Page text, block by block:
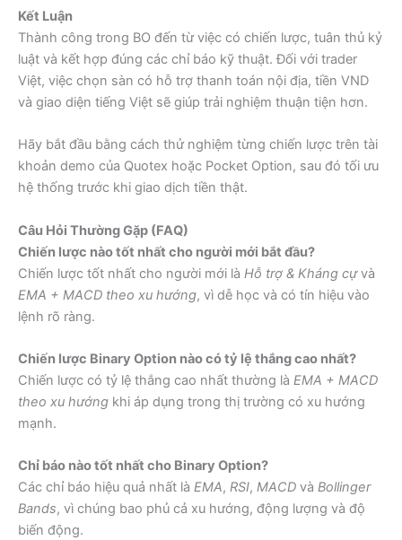
Kết Luận
Thành công trong BO đến từ việc có chiến lược, tuân thủ kỷ
luật và kết hợp đúng các chỉ báo kỹ thuật. Đối với trader
Việt, việc chọn sàn có hỗ trợ thanh toán nội địa, tiền VND
và giao diện tiếng Việt sẽ giúp trải nghiệm thuận tiện hơn.
Hãy bắt đầu bằng cách thử nghiệm từng chiến lược trên tài
khoản demo của Quotex hoặc Pocket Option, sau đó tối ưu
hệ thống trước khi giao dịch tiền thật.
Câu Hỏi Thường Gặp (FAQ)
Chiến lược nào tốt nhất cho người mới bắt đầu?
Chiến lược tốt nhất cho người mới là Hỗ trợ & Kháng cựvà
EMA + MACD theo xu hướng, vì dễ học và có tín hiệu vào
lệnh rõ ràng.
Chiến lược Binary Option nào có tỷ lệ thắng cao nhất?
Chiến lược có tỷ lệ thắng cao nhất thường là EMA + MACD
theo xu hướng khi áp dụng trong thị trường có xu hướng
mạnh.
Chỉ báo nào tốt nhất cho Binary Option?
Các chỉ báo hiệu quả nhất là EMA, RSI, MACD và Bollinger
Bands, vì chúng bao phủ cả xu hướng, động lượng và độ
biến động.